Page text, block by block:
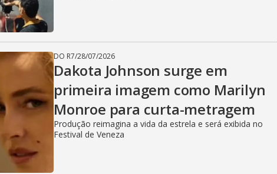
DO R7/28/07/2026
Dakota Johnson surge em
primeira imagem como Marilyn
Monroe para curta-metragem
Produção reimagina a vida da estrela e será exibida no
Festival de Veneza